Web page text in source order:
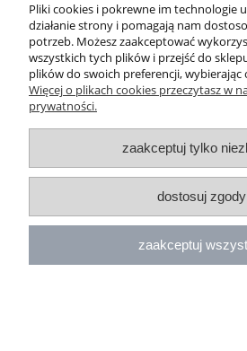
pokaż pełną wersję
Sklep internetowy
Pliki cookies i pokrewne im technologie
działanie strony i pomagają nam
potrzeb. Możesz zaakceptować
wszystkich tych plików i przejść do
plików do swoich preferencji, wybierając
Więcej o plikach cookies przeczytasz w
prywatności.
zaakceptuj tylko
dostosuj zgody
zaakceptuj